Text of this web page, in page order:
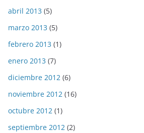
abril 2013 (5)
marzo 2013 (5)
febrero 2013 (1)
enero 2013 (7)
diciembre 2012 (6)
noviembre 2012 (16)
octubre 2012 (1)
septiembre 2012 (2)